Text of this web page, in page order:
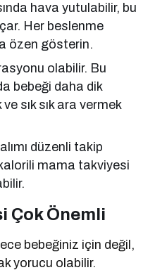
hava yutulabilir, bu
Her beslenme
özen gösterin.
olabilir. Bu
bebeği daha dik
sık sık ara vermek
düzenli takip
mama takviyesi
Çok Önemli
bebeğiniz için değil,
yorucu olabilir.